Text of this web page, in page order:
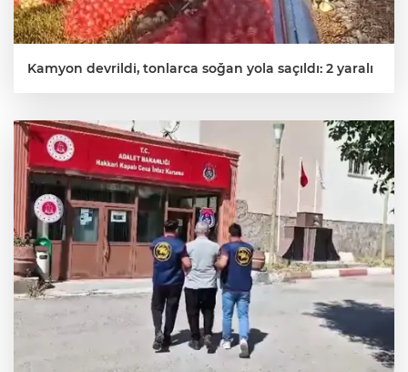
Kamyon devrildi, tonlarca soğan yola saçıldı: 2 yaralı